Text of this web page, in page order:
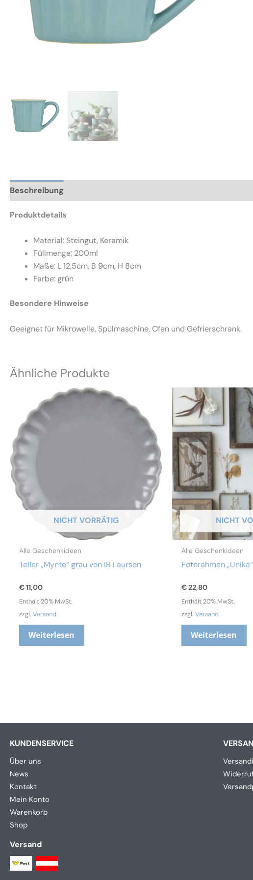
Beschreibung
Produktdetails
Material: Steingut, Keramik
Füllmenge: 200ml
Maße: L 12,5cm, B 9cm, H 8cm
Farbe: grün
Besondere Hinweise
Geeignet für Mikrowelle, Spülmaschine, Ofen und Gefrierschrank.
Ähnliche Produkte
NICHT VORRÄTIG
Alle Geschenkideen
Teller „Mynte“ grau von IB Laursen
€11,00
Enthält 20% MwSt.
zzgl.Versand
Weiterlesen
NICHT
Alle Geschenkideen
Fotorahmen
€22,80
Enthält 20% MwSt.
zzgl.Versand
Weiterlesen
KUNDENSERVICE
Über uns
News
Kontakt
Mein Konto
Warenkorb
Shop
Versand